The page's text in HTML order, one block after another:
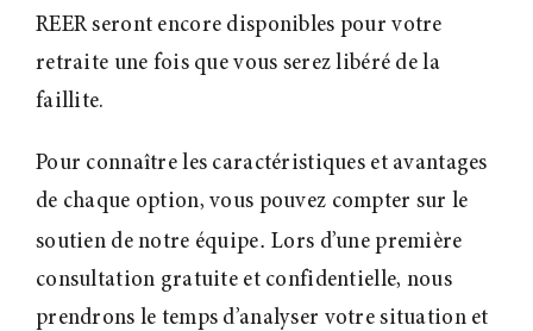
REER seront encore disponibles pour votre
retraite une fois que vous serez libéré de la
faillite.
Pour connaître les caractéristiques et avantages
de chaque option, vous pouvez compter sur le
soutien de notre équipe.Lors d’une première
consultation gratuite et confidentielle, nous
prendrons le temps d’analyser votre situation et